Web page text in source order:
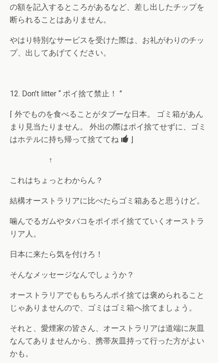
の額を記入するところがあるなど、差し出したチップを
断られることはありません。
やはり特別なサービスを受けた際は、お礼がわりのチッ
プ、出してあげてください。
12. Don’t litter “ ポイ捨て禁止！ ”
⌈ 外でものを食べることがタブーな日本。 ゴミ箱があん
まり見当たりません。 外出の際はポイ捨てせずに、ゴミ
はホテルに持ち帰って捨ててね
⌋
↑
これはちょっとわからん？
結構オーストラリアに比べたらゴミ箱あると思うけど。
噛んでるガムやタバコをポイポイ捨てていくオーストラ
リア人。
日本に来たら気を付けろ！
そんなメッセージなんでしょうか？
オーストラリアでももちろんポイ捨ては褒められること
じゃありませんので、ゴミはゴミ箱へ捨てましょう。
それと、愛煙家の皆さん、オーストラリアは道端に灰皿
なんてありませんから、携帯灰皿持って行った方がよい
かも。